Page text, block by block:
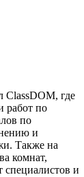
ClassDOM, где
работ по
по
и
Также на
комнат,
специалистов и